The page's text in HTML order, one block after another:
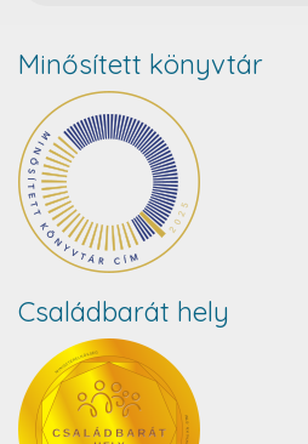
Minősített könyvtár
Családbarát hely